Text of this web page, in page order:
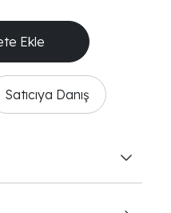
Satıcıya Danış